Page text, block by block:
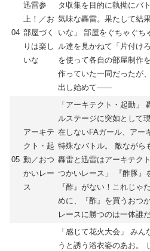
04
迅雷参
上！／お
部屋づく
りは楽し
いな
タ収集を目的に執拗にバ
気味な轟雷。果たして結
いな」 部屋をぐちゃぐち
ル達を見かねて「片付け
を使って各自の部屋制作
作っていた一同だったが
出し始めて――
05
アーキテ
クト・起
動／おつ
かいレー
ス
「アーキテクト・起動」
ルステージに突如として
在しないFAガール、アー
特殊なバトル。 敵ながら
轟雷と迅雷はアーキテク
つかいレース」 『酢豚』
『酢』がない！これじゃ
めに、『酢』を買うおつ
レースに勝つのは一体誰
「感じて花火大会」 み
うと誘う浴衣姿のあお。